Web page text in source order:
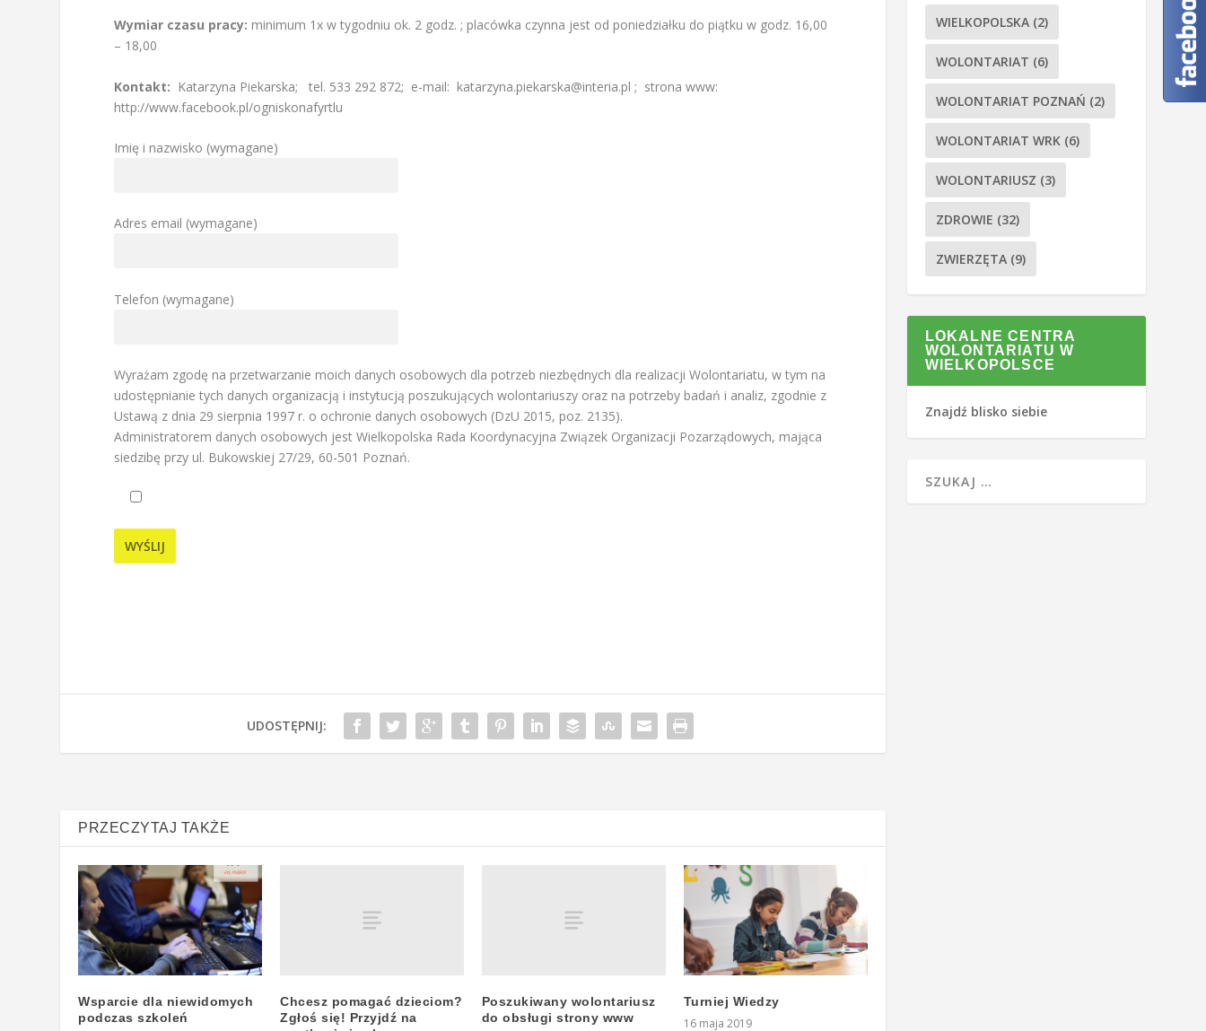
Wymiar czasu pracy: minimum 1x w tygodniu ok. 2 godz. ; placówka czynna jest od poniedziałku do piątku w godz. 16,00
– 18,00
Kontakt: Katarzyna Piekarska; tel. 533 292 872; e-mail: katarzyna.piekarska@interia.pl ; strona www:
http://www.facebook.pl/ogniskonafyrtlu
Imię i nazwisko (wymagane)
Adres email (wymagane)
Telefon (wymagane)
Wyrażam zgodę na przetwarzanie moich danych osobowych dla potrzeb niezbędnych dla realizacji Wolontariatu, w tym na
udostępnianie tych danych organizacją i instytucją poszukujących wolontariuszy oraz na potrzeby badań i analiz, zgodnie z
Ustawą z dnia 29 sierpnia 1997 r. o ochronie danych osobowych (DzU 2015, poz. 2135).
Administratorem danych osobowych jest Wielkopolska Rada Koordynacyjna Związek Organizacji Pozarządowych, mająca
siedzibę przy ul. Bukowskiej 27/29, 60-501 Poznań.
UDOSTĘPNIJ:
PRZECZYTAJ TAKŻE
Wsparcie dla niewidomych
podczas szkoleń
Chcesz pomagać dzieciom?
Zgłoś się! Przyjdź na
Poszukiwany wolontariusz
do obsługi strony www
Turniej Wiedzy
16 maja 2019
WIELKOPOLSKA(2)
WOLONTARIAT (6)
WOLONTARIAT POZNAŃ (2)
WOLONTARIAT WRK(6)
WOLONTARIUSZ (3)
ZDROWIE (32)
ZWIERZĘTA(9)
LOKALNE CENTRA
WOLONTARIATU W
WIELKOPOLSCE
Znajdź blisko siebie